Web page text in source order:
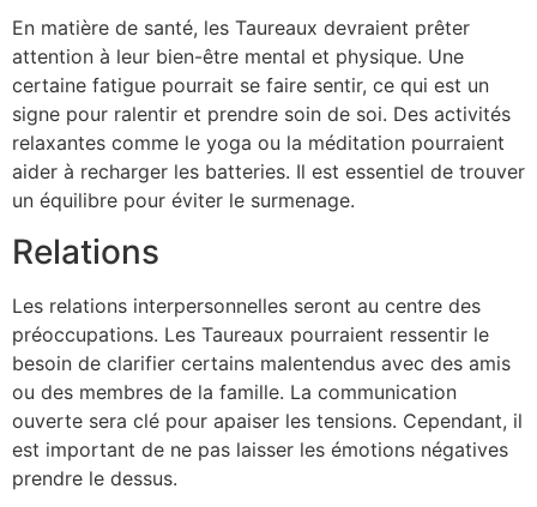
En matière de santé, les Taureaux devraient prêter
attention à leur bien-être mental et physique. Une
certaine fatigue pourrait se faire sentir, ce qui est un
signe pour ralentir et prendre soin de soi. Des activités
relaxantes comme le yoga ou la méditation pourraient
aider à recharger les batteries. Il est essentiel de trouver
un équilibre pour éviter le surmenage.
Relations
Les relations interpersonnelles seront au centre des
préoccupations. Les Taureaux pourraient ressentir le
besoin de clarifier certains malentendus avec des amis
ou des membres de la famille. La communication
ouverte sera clé pour apaiser les tensions. Cependant, il
est important de ne pas laisser les émotions négatives
prendre le dessus.